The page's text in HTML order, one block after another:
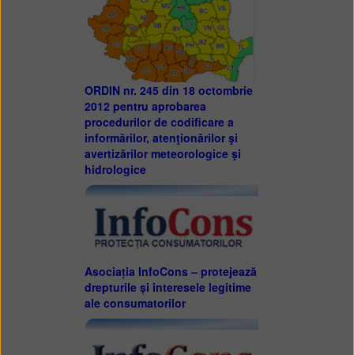
ORDIN nr. 245 din 18 octombrie
2012 pentru aprobarea
procedurilor de codificare a
informărilor, atenţionărilor şi
avertizărilor meteorologice şi
hidrologice
Asociația InfoCons – protejează
drepturile și interesele legitime
ale consumatorilor